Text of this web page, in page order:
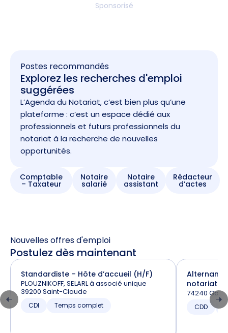
Sponsorisé
Postes recommandés
Explorez les recherches d'emploi
suggérées
L’Agenda du Notariat, c’est bien plus qu’une
plateforme : c’est un espace dédié aux
professionnels et futurs professionnels du
notariat à la recherche de nouvelles
opportunités.
Comptable
– Taxateur
Notaire
salarié
Notaire
assistant
Rédacteur
d’actes
Nouvelles offres d'emploi
Postulez dès maintenant
Standardiste – Hôte d’accueil (H/F)
PLOUZNIKOFF, SELARL à associé unique
39200 Saint-Claude
CDI Temps complet
notariat
74240
CDD